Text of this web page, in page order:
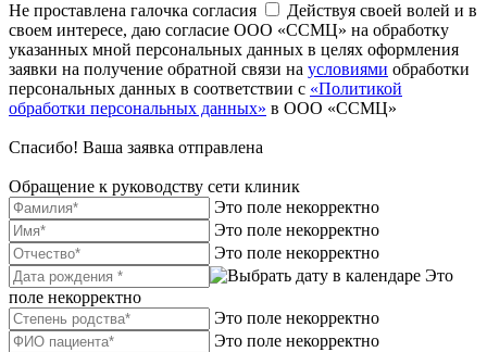
Не проставлена галочка согласия
Действуя своей волей и в
своем интересе, даю согласие ООО «ССМЦ» на обработку
указанных мной персональных данных в целях оформления
заявки на получение обратной связи на условиями обработки
персональных данных в соответствии с «Политикой
обработки персональных данных» в ООО «ССМЦ»
Спасибо! Ваша заявка отправлена
Обращение к руководству сети клиник
Это поле некорректно
Это поле некорректно
Это поле некорректно
Это
поле некорректно
Это поле некорректно
Это поле некорректно